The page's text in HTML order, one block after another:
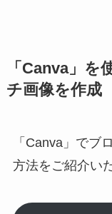
「Canva」
チ画像を作成
「Canva」でブ
方法をご紹介い